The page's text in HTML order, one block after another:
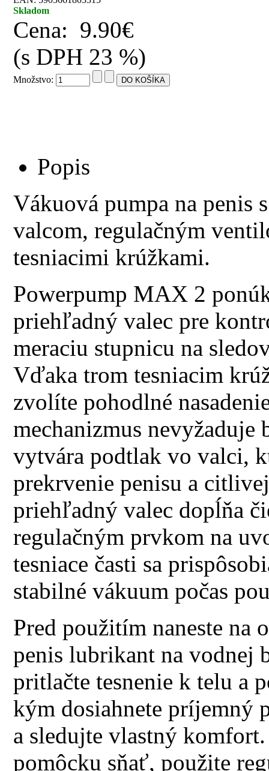
Skladom
Cena: 9.90€
(s DPH 23 %)
Množstvo:
Popis
Vákuová pumpa na
valcom, regulačným
tesniacimi krúžkami.
Powerpump MAX 2
priehľadný valec pre
meraciu stupnicu na
Vďaka trom tesniacim
zvolíte pohodlné
mechanizmus nevyžaduje
vytvára podtlak vo valci,
prekrvenie penisu a
priehľadný valec dopĺňa
regulačným prvkom na
tesniace časti sa
stabilné vákuum počas
Pred použitím naneste na
penis lubrikant na vodnej
pritlačte tesnenie k telu a
kým dosiahnete príjemný
a sledujte vlastný
pomôcku sňať, použite